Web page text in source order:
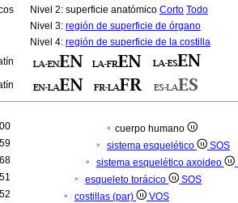
Nivel 2: superficie anatómico Corto Todo
Nivel 3: región de superficie de órgano
Nivel 4: región de superficie de la costilla
cuerpo humano
sistema esquelético
SOS
sistema esquelético axoideo
esqueleto torácico
SOS
costillas (par)
VOS